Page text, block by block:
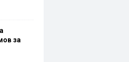
за